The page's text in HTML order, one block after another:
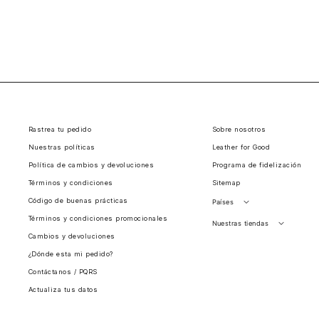
Rastrea tu pedido
Nuestras políticas
Política de cambios y devoluciones
Términos y condiciones
Código de buenas prácticas
Términos y condiciones promocionales
Cambios y devoluciones
¿Dónde esta mi pedido?
Contáctanos / PQRS
Actualiza tus datos
Sobre nosotros
Leather for Good
Programa de fidelización
Sitemap
Países
Perú
Nuestras tiendas